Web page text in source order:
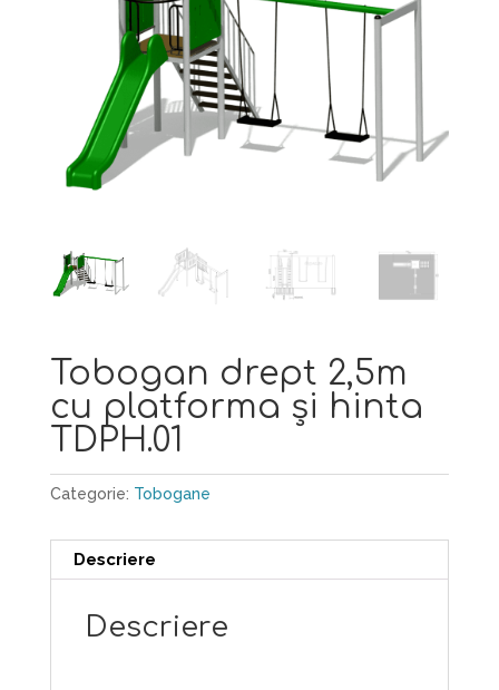
Tobogan drept 2,5m
cu platforma şi hinta
TDPH.01
Categorie: Tobogane
Descriere
Descriere